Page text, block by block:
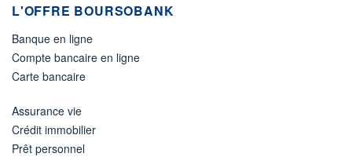
L'OFFRE BOURSOBANK
Banque en ligne
Compte bancaire en ligne
Carte bancaire
Assurance vie
Crédit immobilier
Prêt personnel